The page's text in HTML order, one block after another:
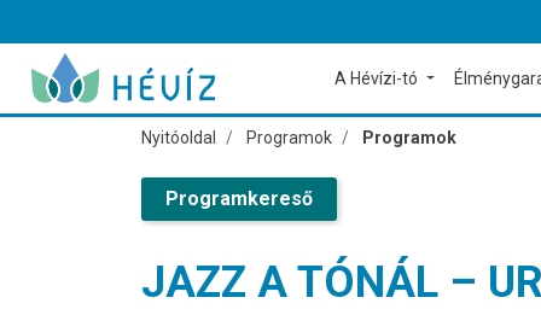
A Hévízi-tó
Nyitóoldal Programok Programok
Programkereső
JAZZ A TÓNÁL –